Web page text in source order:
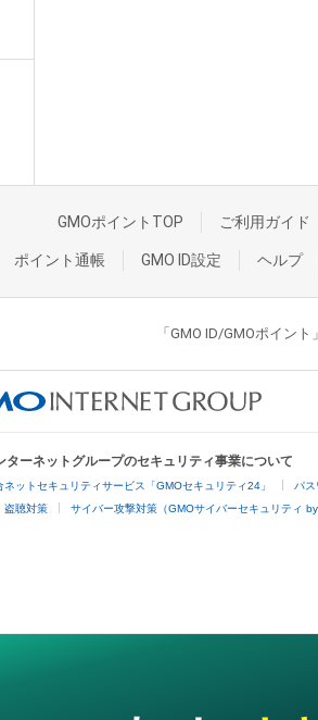
GMOポイントTOP ご利用ガイド
ポイント通帳 GMO ID設定 ヘルプ
「GMO ID/GMOポイン
ターネットグループのセキュリティ事業について
ネットセキュリティサービス「GMOセキュリティ24」 パス
盗聴対策 サイバー攻撃対策（GMOサイバーセキュリティ by